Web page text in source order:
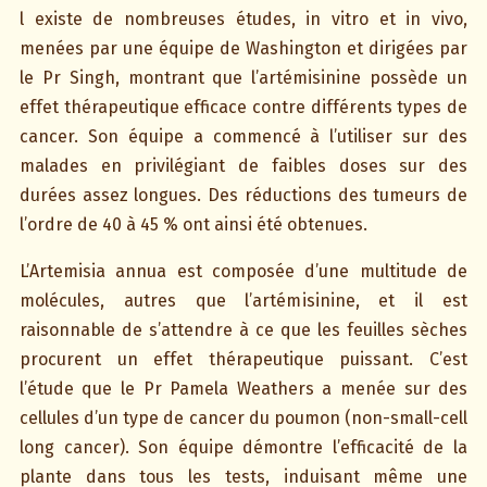
l existe de nombreuses études, in vitro et in vivo,
menées par une équipe de Washington et dirigées par
le Pr Singh, montrant que l’artémisinine possède un
effet thérapeutique efficace contre différents types de
cancer. Son équipe a commencé à l’utiliser sur des
malades en privilégiant de faibles doses sur des
durées assez longues. Des réductions des tumeurs de
l’ordre de 40 à 45 % ont ainsi été obtenues.
L’Artemisia annua est composée d’une multitude de
molécules, autres que l’artémisinine, et il est
raisonnable de s’attendre à ce que les feuilles sèches
procurent un effet thérapeutique puissant. C’est
l’étude que le Pr Pamela Weathers a menée sur des
cellules d’un type de cancer du poumon (non-small-cell
long cancer). Son équipe démontre l’efficacité de la
plante dans tous les tests, induisant même une